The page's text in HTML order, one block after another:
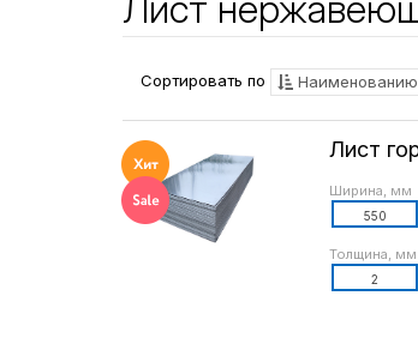
Сортировать по Наименованию
Лист
Ширина, мм
550
Толщина, мм
2